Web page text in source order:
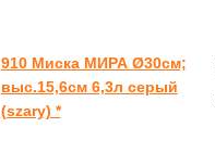
910 Миска МИРА Ø30см;
выс.15,6см 6,3л серый
(szary) *